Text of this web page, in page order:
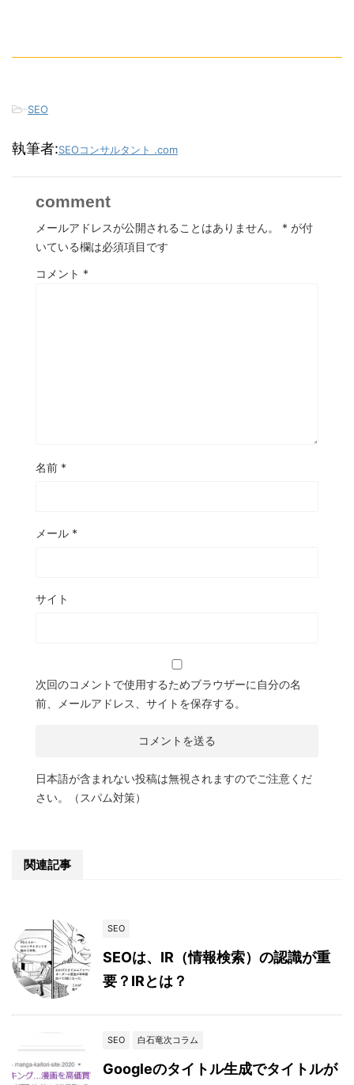
-SEO
執筆者:SEOコンサルタント .com
comment
メールアドレスが公開されることはありません。 * が付
いている欄は必須項目です
コメント *
名前 *
メール *
サイト
次回のコメントで使用するためブラウザーに自分の名
前、メールアドレス、サイトを保存する。
日本語が含まれない投稿は無視されますのでご注意くだ
さい。（スパム対策）
関連記事
SEO
SEOは、IR（情報検索）の認識が重
要？IRとは？
SEO 白石竜次コラム
Googleのタイトル生成でタイトルが